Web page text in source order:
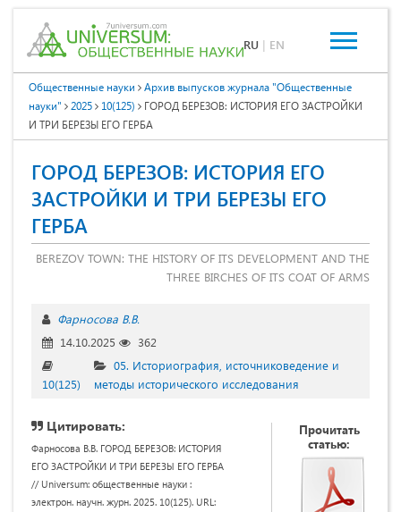
RU | EN
Общественные науки
Архив выпусков журнала "Общественные
науки"
2025 10(125)
ГОРОД БЕРЕЗОВ: ИСТОРИЯ ЕГО ЗАСТРОЙКИ
И ТРИ БЕРЕЗЫ ЕГО ГЕРБА
ГОРОД БЕРЕЗОВ: ИСТОРИЯ ЕГО
ЗАСТРОЙКИ И ТРИ БЕРЕЗЫ ЕГО
ГЕРБА
BEREZOV TOWN: THE HISTORY OF ITS DEVELOPMENT AND THE
THREE BIRCHES OF ITS COAT OF ARMS
Фарносова В.В.
14.10.2025
362
10(125)
05. Историография, источниковедение и
методы исторического исследования
Цитировать:
Фарносова В.В. ГОРОД БЕРЕЗОВ: ИСТОРИЯ
ЕГО ЗАСТРОЙКИ И ТРИ БЕРЕЗЫ ЕГО ГЕРБА
// Universum: общественные науки :
электрон. научн. журн. 2025. 10(125). URL:
Прочитать
статью: